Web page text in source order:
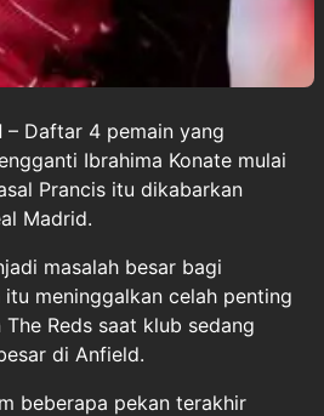
– Daftar 4 pemain yang
Ibrahima Konate mulai
Prancis itu dikabarkan
Madrid.
masalah besar bagi
meninggalkan celah penting
Reds saat klub sedang
di Anfield.
beberapa pekan terakhir